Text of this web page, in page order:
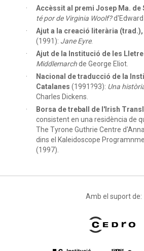
Accèssit al premi Josep Ma. de
té por de Virginia Woolf?d'Edward
Ajut a la creació literària
(1991): Jane Eyre.
Ajut de la Institució de les
Middlemarchde George Eliot.
Nacional de traducció de la
Catalanes (1991?93): Una
Charles Dickens.
Borsa de treball de l'Irish
consistent en una residència de
The Tyrone Guthrie Centre
dins el Kaleidoscope
(1997).
Amb el suport de: